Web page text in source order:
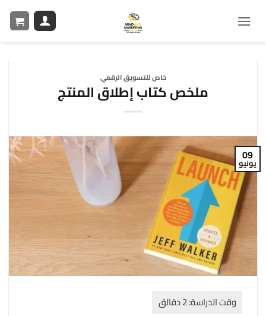
خاص للتسويق الرقمي
ملخص كتاب إطلاق المنتج
09
يونيو